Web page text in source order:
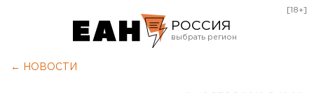
РОССИЯ
[18+]
← НОВОСТИ